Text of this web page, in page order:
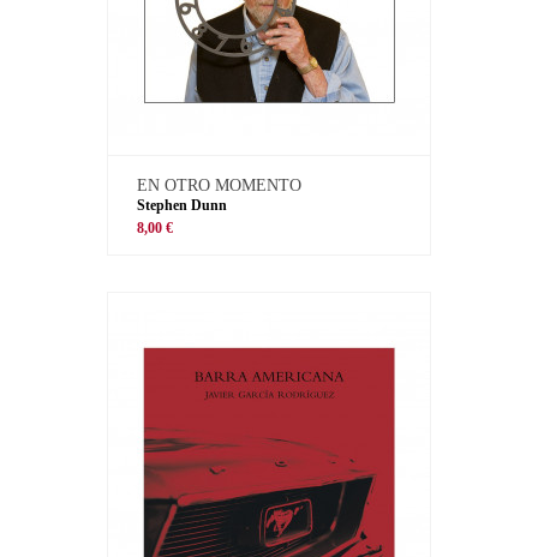
EN OTRO MOMENTO
Stephen Dunn
8,00 €